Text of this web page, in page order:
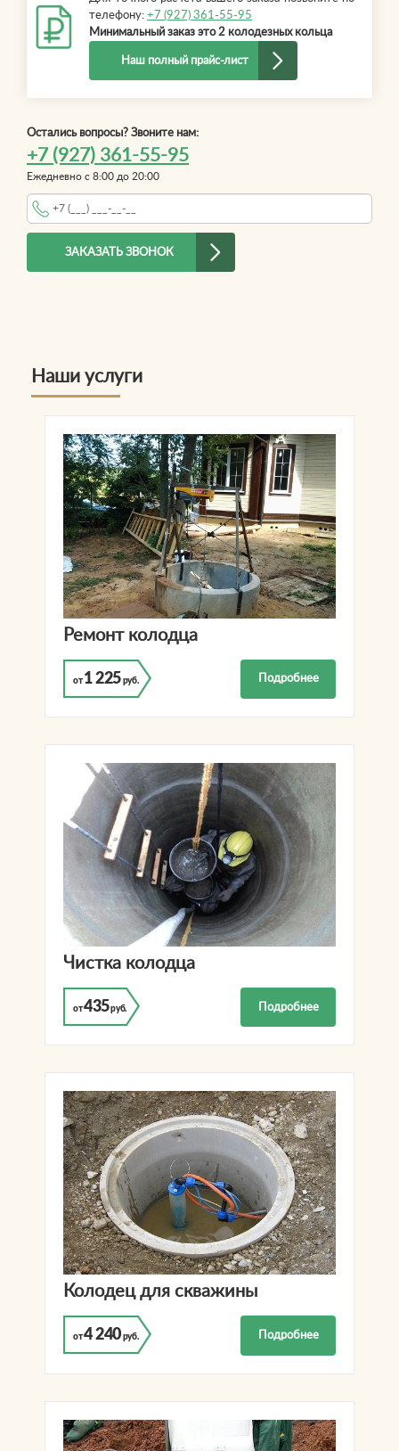
телефону: +7 (927) 361-55-95
Минимальный заказ это 2 колодезных кольца
Наш полный прайс-лист
Остались вопросы? Звоните нам:
+7 (927) 361-55-95
Ежедневно с 8:00 до 20:00
Телефон*
ЗАКАЗАТЬ ЗВОНОК
Наши услуги
Ремонт колодца
от 1 225 руб. Подробнее
Чистка колодца
от435руб. Подробнее
Колодец для скважины
от4 240 руб. Подробнее